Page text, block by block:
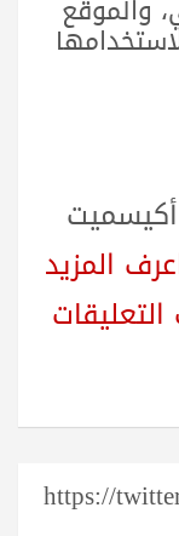
والموقع
المزيد
https://